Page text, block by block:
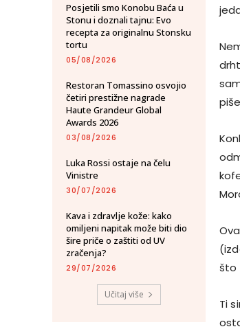
Posjetili smo Konobu Baća u
Stonu i doznali tajnu: Evo
recepta za originalnu Stonsku
tortu
05/08/2026
Restoran Tomassino osvojio
četiri prestižne nagrade
Haute Grandeur Global
Awards 2026
03/08/2026
Luka Rossi ostaje na čelu
Vinistre
30/07/2026
Kava i zdravlje kože: kako
omiljeni napitak može biti dio
šire priče o zaštiti od UV
zračenja?
29/07/2026
Učitaj više
što
Ti